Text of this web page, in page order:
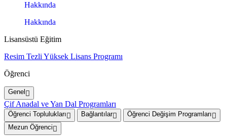
Hakkında
Hakkında
Lisansüstü Eğitim
Resim Tezli Yüksek Lisans Programı
Öğrenci
Genel
Çif Anadal ve Yan Dal Programları
Öğrenci Toplulukları Bağlantılar
Öğrenci Değişim Programları
Mezun Öğrenci